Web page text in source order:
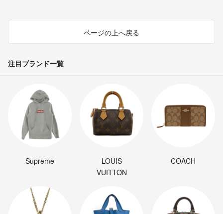
ページの上へ戻る
注目ブランド一覧
Supreme
LOUIS
VUITTON
COACH